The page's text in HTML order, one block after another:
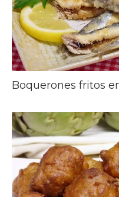
Boquerones fritos